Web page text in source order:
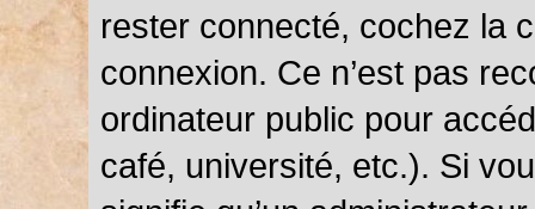
rester connecté, cochez la
connexion. Ce n’est pas
ordinateur public pour
café, université, etc.). Si